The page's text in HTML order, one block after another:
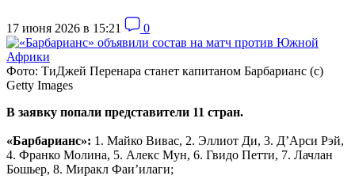
17 июня 2026 в 15:21 0
Фото: ТиДжей Перенара станет капитаном Барбарианс (с)
Getty Images
В заявку попали представители 11 стран.
«Барбарианс»: 1. Майко Вивас, 2. Эллиот Ди, 3. Д’Арси Рэй,
4. Франко Молина, 5. Алекс Мун, 6. Гвидо Петти, 7. Лачлан
Бошьер, 8. Миракл Фаи’илаги;